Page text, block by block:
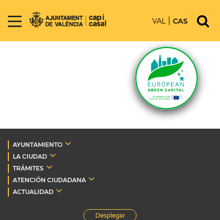
VAL CAS
AYUNTAMIENTO
LA CIUDAD
TRÁMITES
ATENCIÓN CIUDADANA
ACTUALIDAD
Desplegar